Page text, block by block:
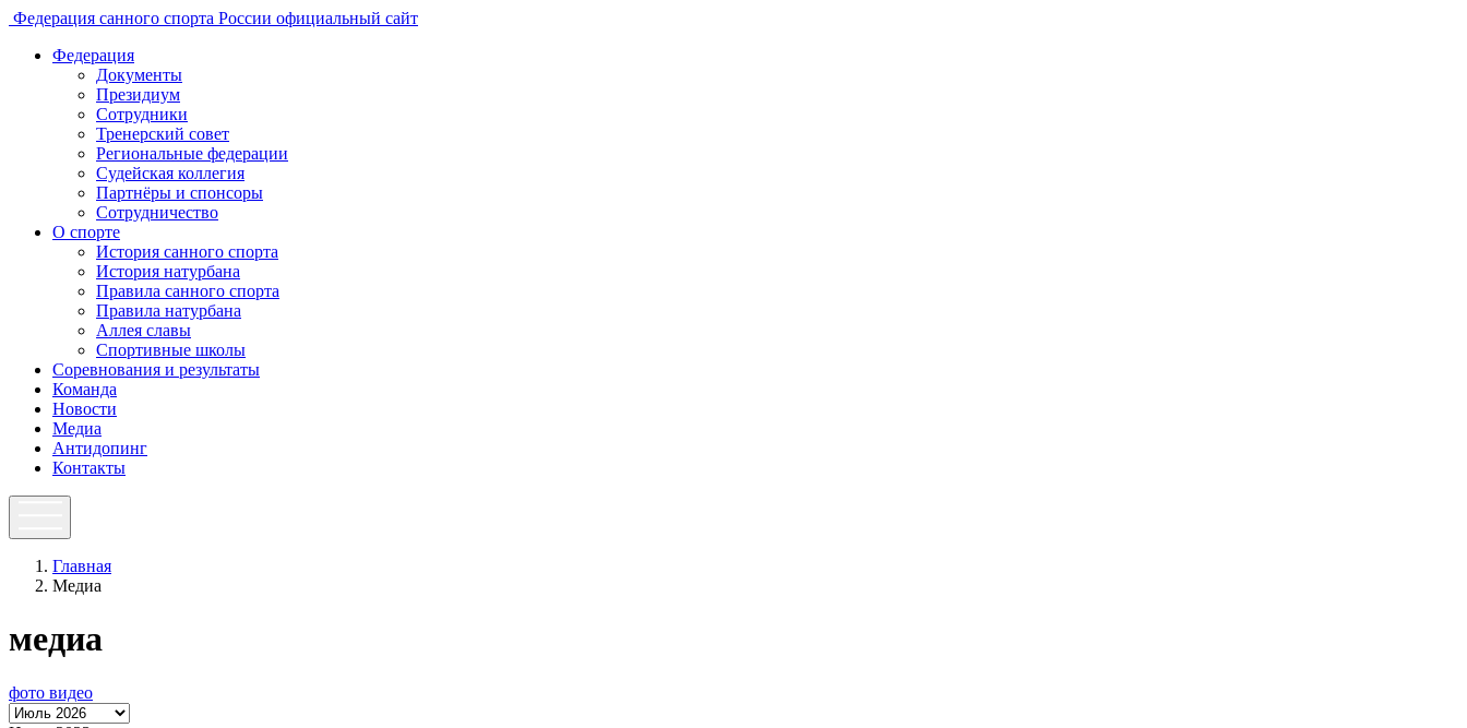
Федерация санного спорта России официальный сайт
Федерация
Документы
Президиум
Сотрудники
Тренерский совет
Региональные федерации
Судейская коллегия
Партнёры и спонсоры
Сотрудничество
О спорте
История санного спорта
История натурбана
Правила санного спорта
Правила натурбана
Аллея славы
Спортивные школы
Соревнования и результаты
Команда
Новости
Медиа
Антидопинг
Контакты
Главная
Медиа
медиа
фото видео